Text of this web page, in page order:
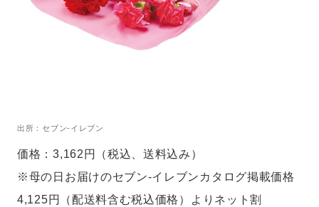
出所：セブン-イレブン
価格：3,162円（税込、送料込み）
※母の日お届けのセブン‐イレブンカタログ掲載価格
4,125円（配送料含む税込価格）よりネット割